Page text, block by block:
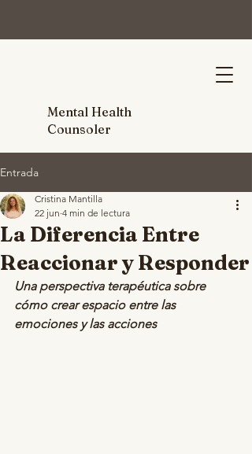
Mental Health
Counsoler
Entrada
La Diferencia Entre
Reaccionar y Responder
Cristina Mantilla
22 jun 4 min de lectura
Una perspectiva terapéutica sobre
cómo crear espacio entre las
emociones y las acciones